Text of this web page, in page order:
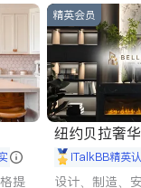
保释
提
精英会员
纽约贝拉奢华公司
E iTalkBB精英
设计、制造、